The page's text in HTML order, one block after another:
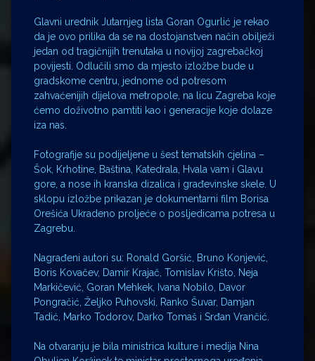
Glavni urednik Jutarnjeg lista Goran Ogurlić je rekao
da je ovo prilika da se na dostojanstven način obilježi
jedan od tragičnijih trenutaka u novijoj zagrebačkoj
povijesti. Odlučili smo da mjesto izložbe bude u
gradskome centru, jednome od potresom
zahvaćenijih dijelova metropole, na licu Zagreba koje
ćemo doživotno pamtiti kao i generacije koje dolaze
iza nas.
Fotografije su podijeljene u šest tematskih cjelina –
Šok, Krhotine, Baština, Katedrala, Hvala vam i Glavu
gore, a nose ih kranska dizalica i građevinske skele. U
sklopu izložbe prikazan je dokumentarni film Borisa
Orešića Ukradeno proljeće o posljedicama potresa u
Zagrebu.
Nagrađeni autori su: Ronald Goršić, Bruno Konjević,
Boris Kovačev, Damir Krajač, Tomislav Krišto, Neja
Markičević, Goran Mehkek, Ivana Nobilo, Davor
Pongračić, Željko Puhovski, Ranko Šuvar, Damjan
Tadić, Marko Todorov, Darko Tomaš i Srđan Vrančić.
Na otvaranju je bila ministrica kulture i medija Nina